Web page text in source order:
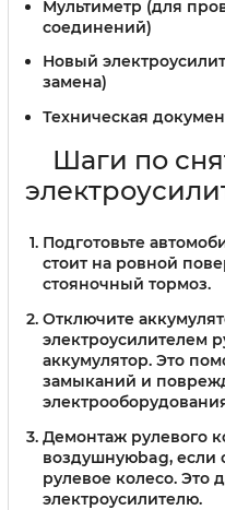
Мультиметр (для
соединений)
Новый
замена)
Техническая
Шаги по
Подготовьте
стоит на ровной
стояночный тормоз.
Отключите
электроусилителем
аккумулятор. Это
замыканий и
Демонтаж рулевого
воздушнуюbag, если
рулевое колесо. Это
электроусилителю.